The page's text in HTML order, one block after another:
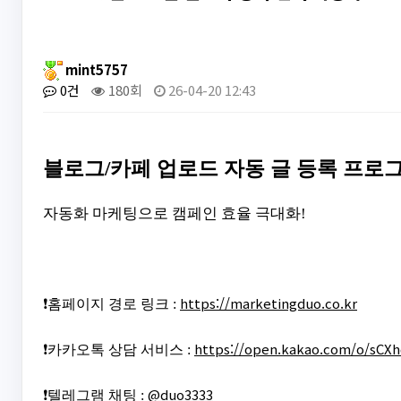
mint5757
0건
180회 26-04-20 12:43
블로그/카페 업로드 자동 글 등록 프로
자동화 마케팅으로 캠페인 효율 극대화!
❗홈페이지 경로 링크 : https://marketingduo.co.kr
❗카카오톡 상담 서비스 : https://open.kakao.com/o/
❗텔레그램 채팅 : @duo3333